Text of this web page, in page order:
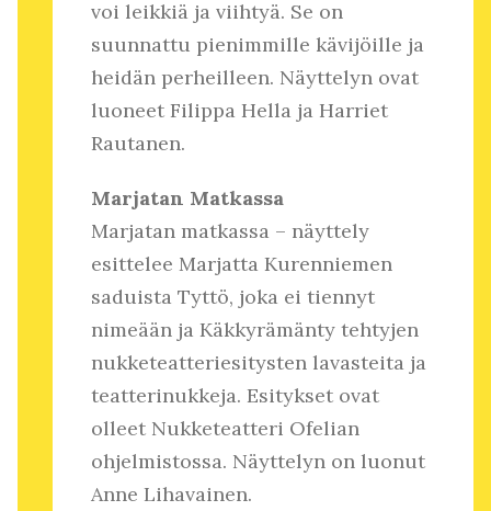
voi leikkiä ja viihtyä. Se on
suunnattu pienimmille kävijöille ja
heidän perheilleen. Näyttelyn ovat
luoneet Filippa Hella ja Harriet
Rautanen.
Marjatan Matkassa
Marjatan matkassa – näyttely
esittelee Marjatta Kurenniemen
saduista Tyttö, joka ei tiennyt
nimeään ja Käkkyrämänty tehtyjen
nukketeatteriesitysten lavasteita ja
teatterinukkeja. Esitykset ovat
olleet Nukketeatteri Ofelian
ohjelmistossa. Näyttelyn on luonut
Anne Lihavainen.